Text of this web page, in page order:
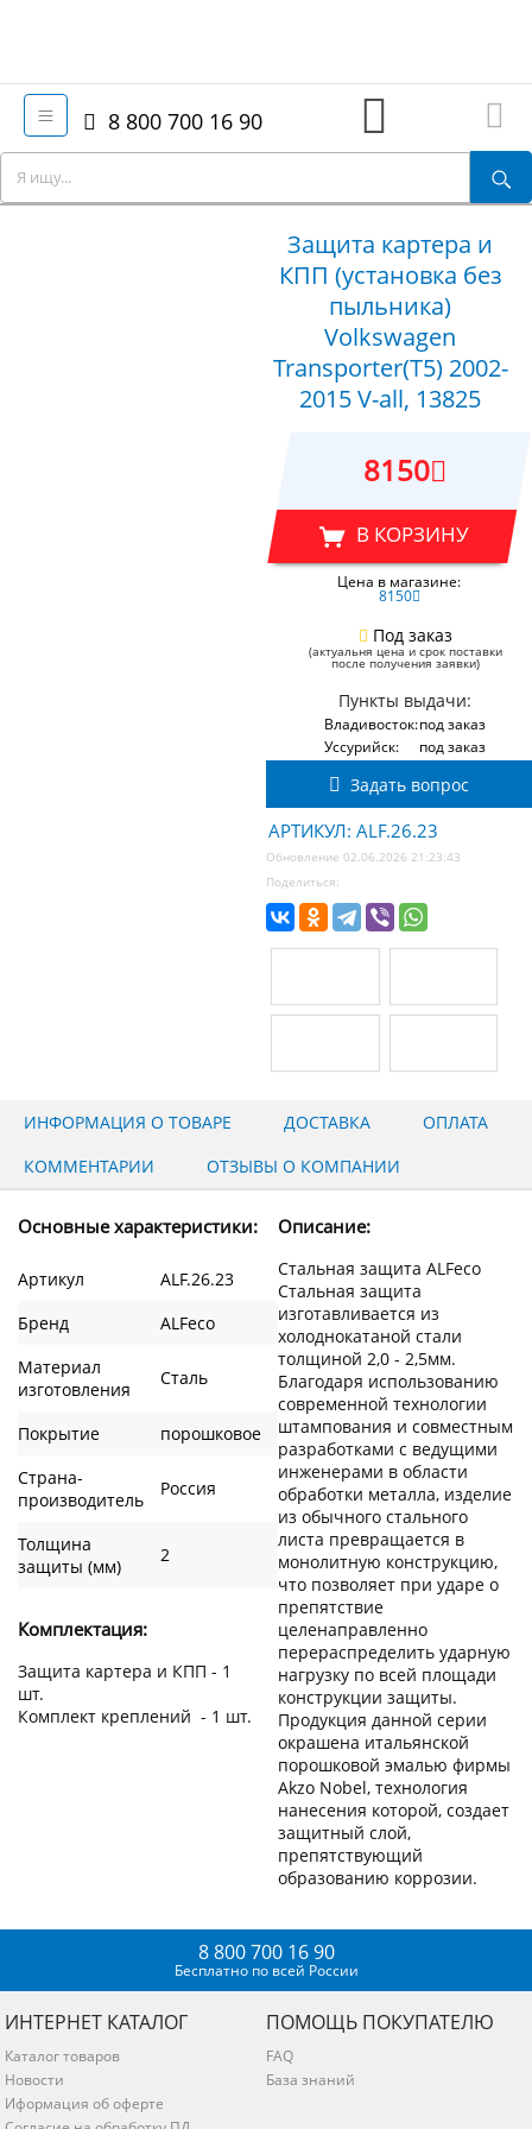
8 800 700 16 90
Защита картера и
КПП (установка без
пыльника)
Volkswagen
Transporter(T5) 2002-
2015 V-all, 13825
8150
В КОРЗИНУ
Цена в магазине:
8150
Под заказ
(актуальня цена и срок поставки
после получения заявки)
Пункты выдачи:
Владивосток:под заказ
Уссурийск:
под заказ
Задать вопрос
АРТИКУЛ: ALF.26.23
Обновление 02.06.2026 21:23:43
Поделиться:
ИНФОРМАЦИЯ О ТОВАРЕ ДОСТАВКА
ОПЛАТА
КОММЕНТАРИИ
ОТЗЫВЫ О КОМПАНИИ
Основные характеристики:
Артикул
ALF.26.23
Бренд
ALFeco
Материал
изготовления
Сталь
Покрытие
порошковое
Страна-
производитель
Россия
Толщина
защиты (мм)
2
Комплектация:
Защита картера и КПП - 1
шт.
Комплект креплений - 1 шт.
Описание:
Стальная защита ALFeco
Стальная защита
изготавливается из
холоднокатаной стали
толщиной 2,0 - 2,5мм.
Благодаря использованию
современной технологии
штампования и совместным
разработками с ведущими
инженерами в области
обработки металла, изделие
из обычного стального
листа превращается в
монолитную конструкцию,
что позволяет при ударе о
препятствие
целенаправленно
перераспределить ударную
нагрузку по всей площади
конструкции защиты.
Продукция данной серии
окрашена итальянской
порошковой эмалью фирмы
Akzo Nobel, технология
нанесения которой, создает
защитный слой,
препятствующий
образованию коррозии.
8 800 700 16 90
Бесплатно по всей России
ИНТЕРНЕТ КАТАЛОГ
Каталог товаров
Новости
Иформация об оферте
ПОМОЩЬ ПОКУПАТЕЛЮ
FAQ
База знаний